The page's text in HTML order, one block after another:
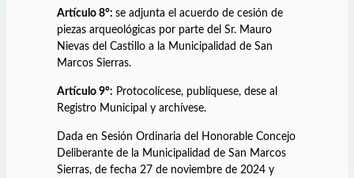
Artículo 8°: se adjunta el acuerdo de cesión de
piezas arqueológicas por parte del Sr. Mauro
Nievas del Castillo a la Municipalidad de San
Marcos Sierras.
Artículo 9°: Protocolícese, publíquese, dese al
Registro Municipal y archívese.
Dada en Sesión Ordinaria del Honorable Concejo
Deliberante de la Municipalidad de San Marcos
Sierras, de fecha 27 de noviembre de 2024 y